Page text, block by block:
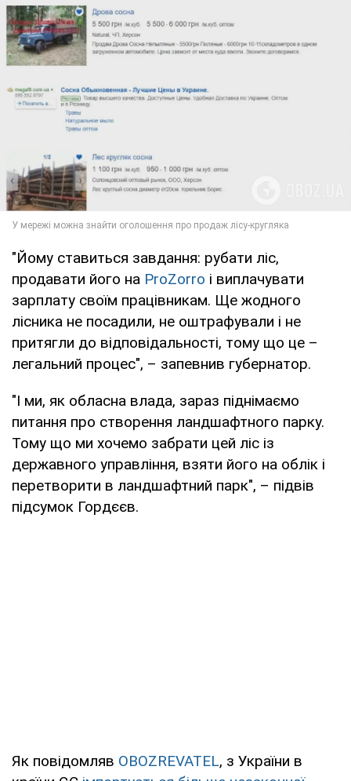
"Йому ставиться завдання: рубати ліс,
продавати його на ProZorro і виплачувати
зарплату своїм працівникам. Ще жодного
лісника не посадили, не оштрафували і не
притягли до відповідальності, тому що це –
легальний процес", – запевнив губернатор.
"І ми, як обласна влада, зараз піднімаємо
питання про створення ландшафтного парку.
Тому що ми хочемо забрати цей ліс із
державного управління, взяти його на облік і
перетворити в ландшафтний парк", – підвів
підсумок Гордєєв.
Як повідомляв OBOZREVATEL, з України в